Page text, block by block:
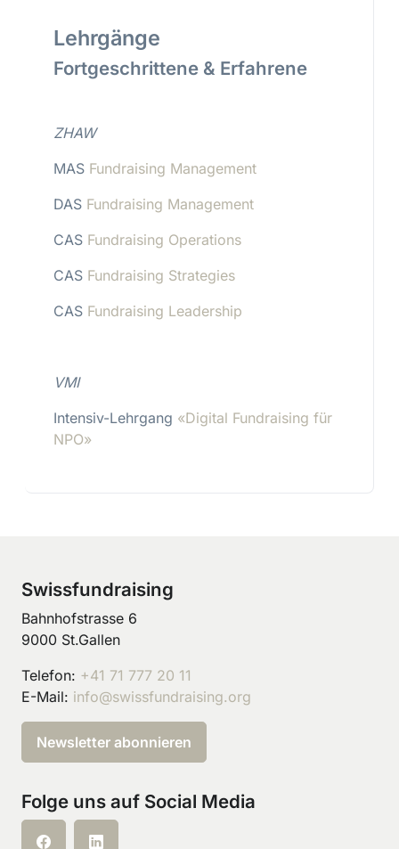
Lehrgänge
Fortgeschrittene & Erfahrene
ZHAW
MAS Fundraising Management
DAS Fundraising Management
CAS Fundraising Operations
CAS Fundraising Strategies
CAS Fundraising Leadership
VMI
Intensiv-Lehrgang «Digital Fundraising für
NPO»
Swissfundraising
Bahnhofstrasse 6
9000 St.Gallen
Telefon: +41 71 777 20 11
E-Mail: info@swissfundraising.org
Newsletter abonnieren
Folge uns auf Social Media